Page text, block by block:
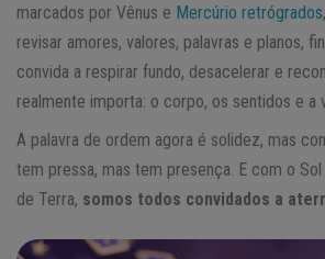
marcados por Vênus e Mercúrio retrógrados
revisar amores, valores, palavras e planos,
convida a respirar fundo, desacelerar e
realmente importa: o corpo, os sentidos e a
A palavra de ordem agora é solidez, mas
tem pressa, mas tem presença. E com o
de Terra, somos todos convidados a